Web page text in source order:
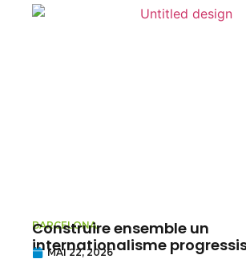
BARCELONA
Construire ensemble un
internationalisme
MAI 22, 2026